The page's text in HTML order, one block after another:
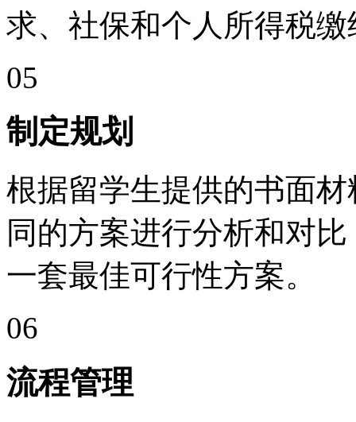
求、社保和个人所得税
05
制定规划
根据留学生提供的书面
同的方案进行分析和对
一套最佳可行性方案。
06
流程管理